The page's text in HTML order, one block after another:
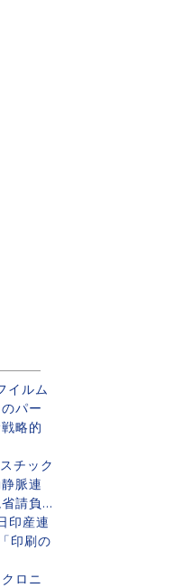
イルム
パー
略的
チック
脈連
請負...
印産連
印刷の
ロニ